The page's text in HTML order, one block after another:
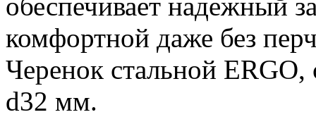
комфортной даже без
Черенок стальной
d32 мм.